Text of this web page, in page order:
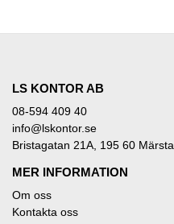
LS KONTOR AB
08-594 409 40
info@lskontor.se
Bristagatan 21A, 195 60 Märsta
MER INFORMATION
Om oss
Kontakta oss